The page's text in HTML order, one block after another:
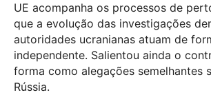
UE acompanha os processos de
que a evolução das investigações
autoridades ucranianas atuam de
independente. Salientou ainda o
forma como alegações semelhantes
Rússia.